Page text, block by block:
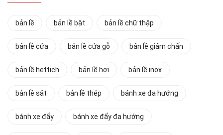
bản lề bản lề bật bản lề chữ thập
bản lề cửa bản lề cửa gỗ bản lề giảm chấn
bản lề hettich bản lề hơi bản lề inox
bản lề sắt bản lề thép bánh xe đa hướng
bánh xe đẩy bánh xe đẩy đa hướng